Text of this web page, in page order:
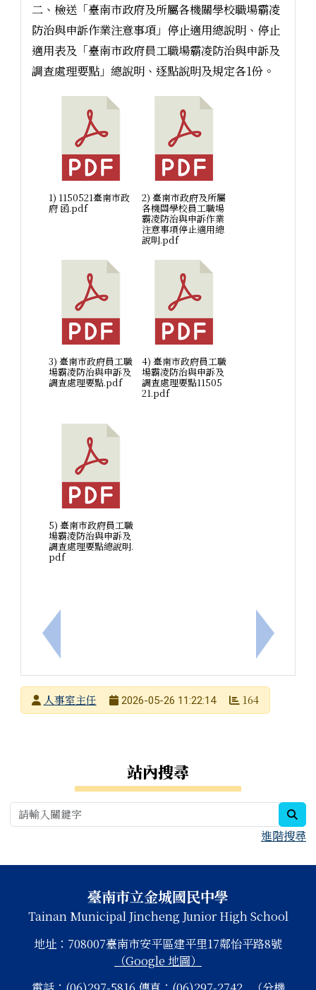
上一筆：轉知內政部115年「遇見心動時」單身聯誼
二、檢送「臺南市政府及所屬各機關學校職場霸凌
防治與申訴作業注意事項」停止適用總說明、停止
適用表及「臺南市政府員工職場霸凌防治與申訴及
調查處理要點」總說明、逐點說明及規定各1份。
1) 1150521臺南市政
府 函.pdf
2) 臺南市政府及所屬
各機關學校員工職場
霸凌防治與申訴作業
注意事項停止適用總
說明.pdf
3) 臺南市政府員工職
場霸凌防治與申訴及
調查處理要點.pdf
4) 臺南市政府員工職
場霸凌防治與申訴及
調查處理要點11505
21.pdf
5) 臺南市政府員工職
場霸凌防治與申訴及
調查處理要點總說明.
pdf
下一筆：
發布者人事室主任
2026-05-26 11:22:14 164
站內搜尋
進階搜尋
頁尾區域內容臺南市立金城國民中學
Tainan Municipal Jincheng Junior High School
地址：708007臺南市安平區建平里17鄰怡平路8號
（Google 地圖）